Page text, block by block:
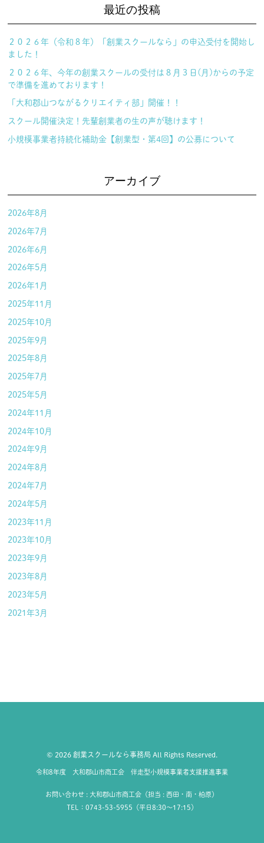
最近の投稿
２０２６年（令和８年）「創業スクールなら」の申込受付を開始し
ました！
２０２６年、今年の創業スクールの受付は８月３日(月)からの予定
で準備を進めております！
「大和郡山つながるクリエイティ部」開催！！
スクール開催決定！先輩創業者の生の声が聴けます！
小規模事業者持続化補助金【創業型・第4回】の公募について
アーカイブ
2026年8月
2026年7月
2026年6月
2026年5月
2026年1月
2025年11月
2025年10月
2025年9月
2025年8月
2025年7月
2025年5月
2024年11月
2024年10月
2024年9月
2024年8月
2024年7月
2024年5月
2023年11月
2023年10月
2023年9月
2023年8月
2023年5月
2021年3月
© 2026 創業スクールなら事務局 All Rights Reserved.
令和8年度 大和郡山市商工会 伴走型小規模事業者支援推進事業
お問い合わせ : 大和郡山市商工会（担当 : 西田・南・柏原）
TEL：0743-53-5955（平日8:30〜17:15）